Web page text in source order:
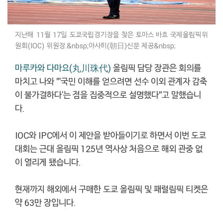
지난해 11월 17일 도쿄국립경기장을 찾은 토마스 바흐 국제올림픽위
원회(IOC) 위원장.&nbsp;아사히(朝日)신문 제공&nbsp;
마루카와 다마요(丸川珠代) 올림픽 담당 장관은 회의를
마치고 나와 "'국민 이해를 얻으려면 선수 이외 관계자 감축
이 불가결하다'는 점을 집중적으로 설명했다"고 말했습니
다.
IOC와 IPC에서 이 제안을 받아들이기로 하면서 이번 도쿄
대회는 근대 올림픽 125년 역사상 처음으로 해외 관중 없
이 열리게 됐습니다.
현재까지 해외에서 구매한 도쿄 올림픽 및 패럴림픽 티켓은
약 63만 장입니다.